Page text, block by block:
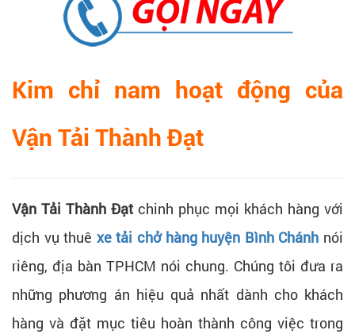
Kim chỉ nam hoạt động của
Vận Tải Thành Đạt
Vận Tải Thành Đạt chinh phục mọi khách hàng với
dịch vụ thuê xe tải chở hàng huyện Bình Chánh nói
riêng, địa bàn TPHCM nói chung. Chúng tôi đưa ra
những phương án hiệu quả nhất dành cho khách
hàng và đặt mục tiêu hoàn thành công việc trong